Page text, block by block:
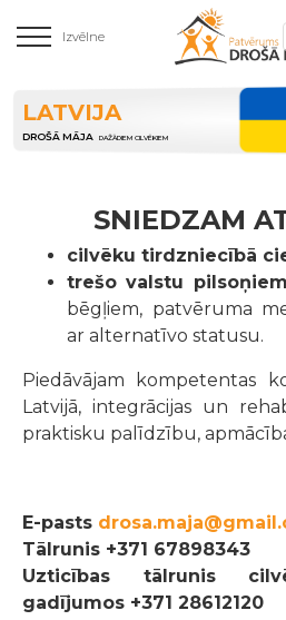
Izvēlne
LATVIJA
DROŠĀ MĀJA DAŽĀDIEM CILVĒKIEM
SNIEDZAM
cilvēku tirdzniecībā
trešo valstu
bēgļiem, patvēruma
ar alternatīvo statusu.
Piedāvājam kompetentas
Latvijā, integrācijas un
praktisku palīdzību,
E-pasts
Tālrunis +371 67898343
Uzticības tālrunis
gadījumos +371 28612120